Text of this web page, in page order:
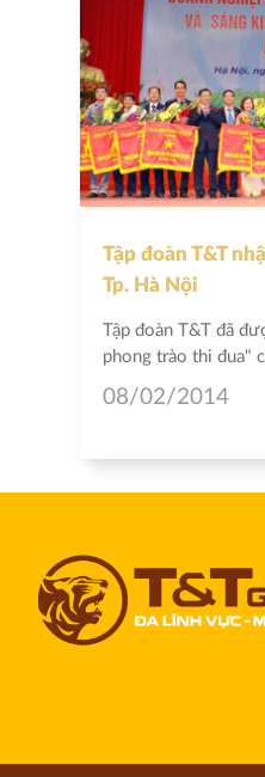
Tập đoàn T&T
Tp. Hà Nội
Tập đoàn T&T đã
phong trào thi đua"
08/02/2014